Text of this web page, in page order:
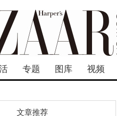
专题 图库 视频
文章推荐